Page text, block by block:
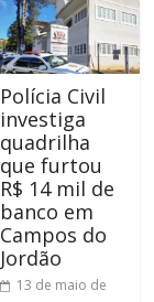
Polícia Civil
investiga
quadrilha
que furtou
R$ 14 mil de
banco em
Campos do
Jordão
13 de maio de